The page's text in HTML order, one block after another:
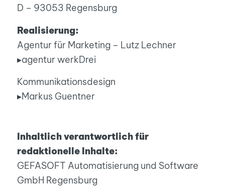
D – 93053 Regensburg
Realisierung:
Agentur für Marketing – Lutz Lechner
▸agentur werkDrei
Kommunikationsdesign
▸Markus Guentner
Inhaltlich verantwortlich für
redaktionelle Inhalte:
GEFASOFT Automatisierung und Software
GmbH Regensburg